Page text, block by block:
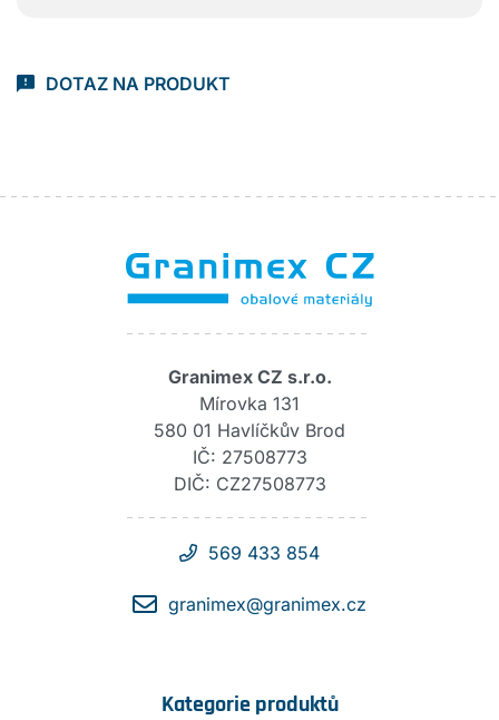
DOTAZ NA PRODUKT
Granimex CZ s.r.o.
Mírovka 131
580 01 Havlíčkův Brod
IČ: 27508773
DIČ: CZ27508773
569 433 854
granimex@granimex.cz
Kategorie produktů